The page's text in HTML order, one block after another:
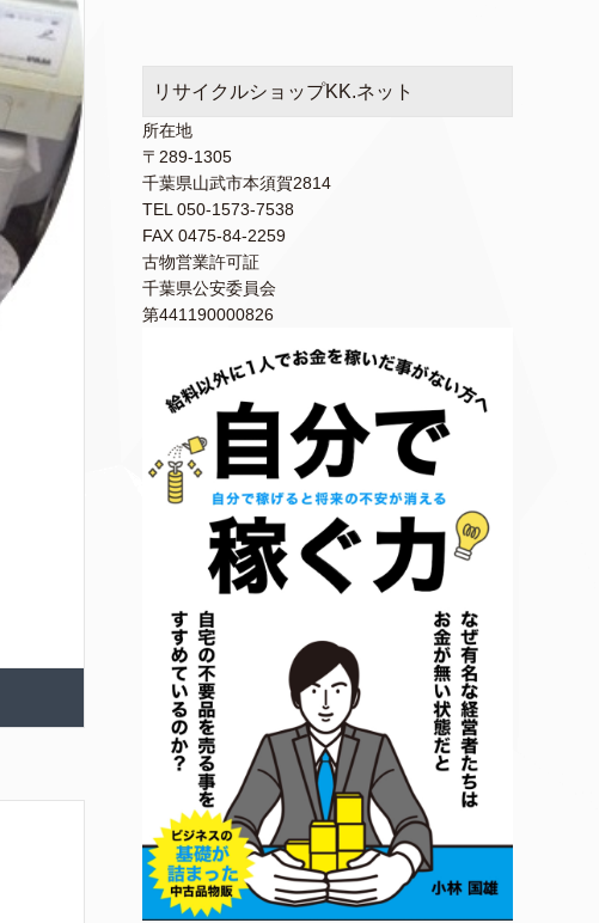
リサイクルショップKK.ネット
所在地
〒289-1305
千葉県山武市本須賀2814
TEL 050-1573-7538
FAX 0475-84-2259
古物営業許可証
千葉県公安委員会
第441190000826